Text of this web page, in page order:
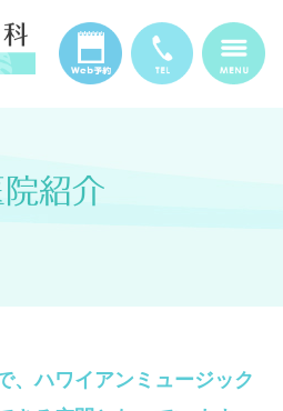
院紹介
、ハワイアンミュージック